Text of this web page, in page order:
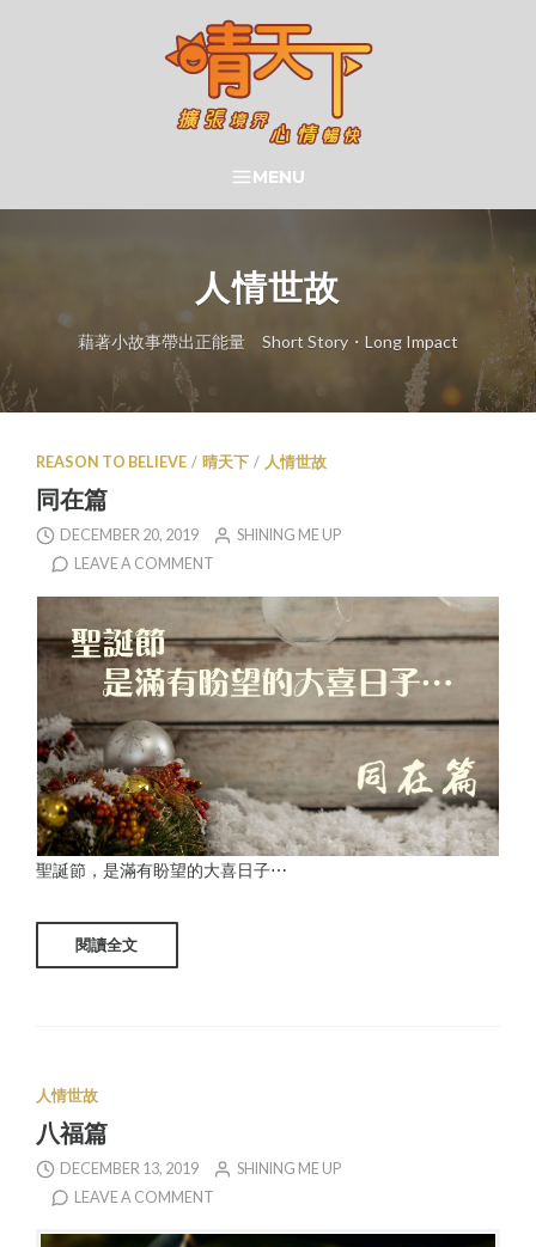
晴天下 SHININGMEUP
SEARCH
MENU
人情世故
藉著小故事帶出正能量 Short Story・Long Impact
REASON TO BELIEVE / 晴天下 / 人情世故
同在篇
DECEMBER 20, 2019
SHINING ME UP
LEAVE A COMMENT
聖誕節，是滿有盼望的大喜日子⋯
閱讀全文
人情世故
八福篇
DECEMBER 13, 2019
SHINING ME UP
LEAVE A COMMENT